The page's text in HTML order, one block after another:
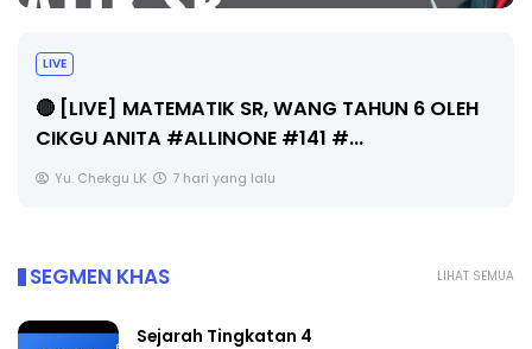
LIVE
🔴 [LIVE] MATEMATIK SR, WANG TAHUN 6 OLEH
CIKGU ANITA #ALLINONE #141 #...
Yu. Chekgu LK 7 hari yang lalu
LIHAT SEMUA
SEGMEN KHAS
Sejarah Tingkatan 4